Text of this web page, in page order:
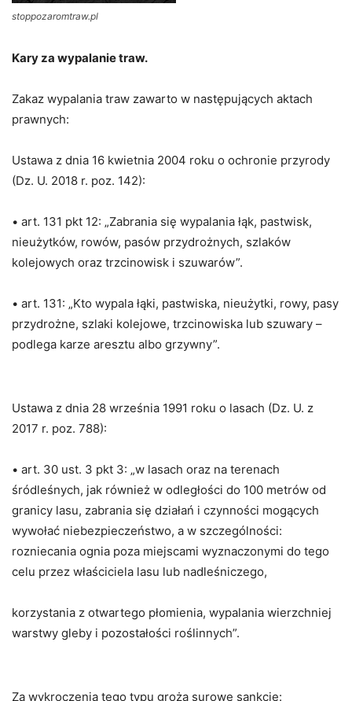
stoppozaromtraw.pl
Kary za wypalanie traw.
Zakaz wypalania traw zawarto w następujących aktach
prawnych:
Ustawa z dnia 16 kwietnia 2004 roku o ochronie przyrody
(Dz. U. 2018 r. poz. 142):
• art. 131 pkt 12: „Zabrania się wypalania łąk, pastwisk,
nieużytków, rowów, pasów przydrożnych, szlaków
kolejowych oraz trzcinowisk i szuwarów”.
• art. 131: „Kto wypala łąki, pastwiska, nieużytki, rowy, pasy
przydrożne, szlaki kolejowe, trzcinowiska lub szuwary –
podlega karze aresztu albo grzywny”.
Ustawa z dnia 28 września 1991 roku o lasach (Dz. U. z
2017 r. poz. 788):
• art. 30 ust. 3 pkt 3: „w lasach oraz na terenach
śródleśnych, jak również w odległości do 100 metrów od
granicy lasu, zabrania się działań i czynności mogących
wywołać niebezpieczeństwo, a w szczególności:
rozniecania ognia poza miejscami wyznaczonymi do tego
celu przez właściciela lasu lub nadleśniczego,
korzystania z otwartego płomienia, wypalania wierzchniej
warstwy gleby i pozostałości roślinnych”.
Za wykroczenia tego typu grożą surowe sankcje: